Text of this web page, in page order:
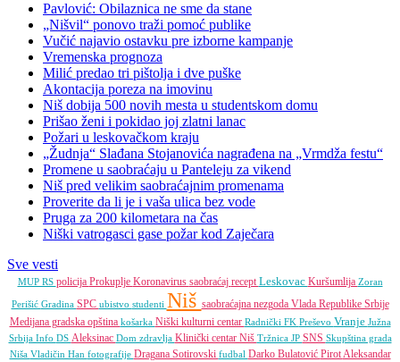
Pavlović: Obilaznica ne sme da stane
„Nišvil“ ponovo traži pomoć publike
Vučić najavio ostavku pre izborne kampanje
Vremenska prognoza
Milić predao tri pištolja i dve puške
Akontacija poreza na imovinu
Niš dobija 500 novih mesta u studentskom domu
Prišao ženi i pokidao joj zlatni lanac
Požari u leskovačkom kraju
„Žudnja“ Slađana Stojanovića nagrađena na „Vrmdža festu“
Promene u saobraćaju u Panteleju za vikend
Niš pred velikim saobraćajnim promenama
Proverite da li je i vaša ulica bez vode
Pruga za 200 kilometara na čas
Niški vatrogasci gase požar kod Zaječara
Sve vesti
MUP RS policija Prokuplje Koronavirus saobraćaj receptLeskovac Kuršumlija Zoran
Perišić Gradina SPC ubistvo studenti Niš saobraćajna nezgoda Vlada Republike Srbije
Medijana gradska opština košarka Niški kulturni centar Radnički FK Preševo Vranje Južna
Srbija Info DS Aleksinac Dom zdravlja Klinički centar Niš Tržnica JP SNS Skupština grada
Niša Vladičin Han fotografije Dragana Sotirovski fudbal Darko Bulatović PirotAleksandar